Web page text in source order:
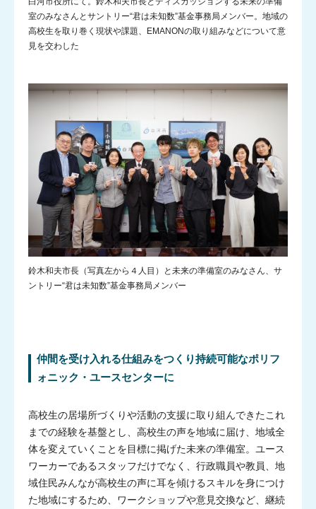
マガジン
室のみなさんとサントリー“君は未知数”基金事務局メンバー。地域の
高校生を取り巻く現状や課題、EMANONの取り組みなどについて意
見を交わした
鈴木和夫市長（写真左から４人目）と未来の準備室のみなさん、サ
ントリー“君は未知数”基金事務局メンバー
仲間を受け入れる仕組みをつくり持続可能なポリフ
ォニック・ユースセンターに
高校生の居場所づくりや活動の支援に取り組んできたこれ
までの経験を基盤とし、高校生の声を地域に届け、地域全
体を変えていくことを目標に掲げた未来の準備室。ユース
ワーカーであるスタッフだけでなく、行政職員や教員、地
域住民みんなが高校生の声に耳を傾けるスキルを身につけ
た地域にするため、ワークショップや意見交換など、継続